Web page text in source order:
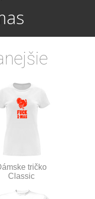
tričko
Classic